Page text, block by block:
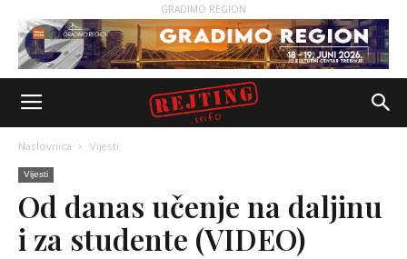
GRADIMO REGION
Naslovnica Vijesti
Vijesti
Od danas učenje na daljinu
i za studente (VIDEO)